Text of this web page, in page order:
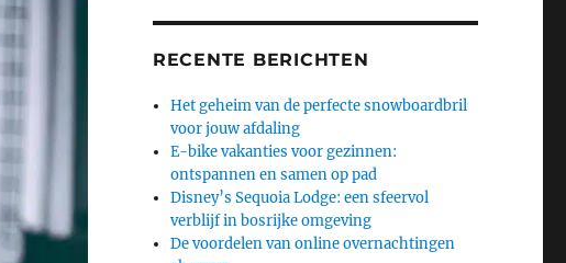
RECENTE BERICHTEN
Het geheim van de perfecte snowboardbril
voor jouw afdaling
E-bike vakanties voor gezinnen:
ontspannen en samen op pad
Disney’s Sequoia Lodge: een sfeervol
verblijf in bosrijke omgeving
De voordelen van online overnachtingen